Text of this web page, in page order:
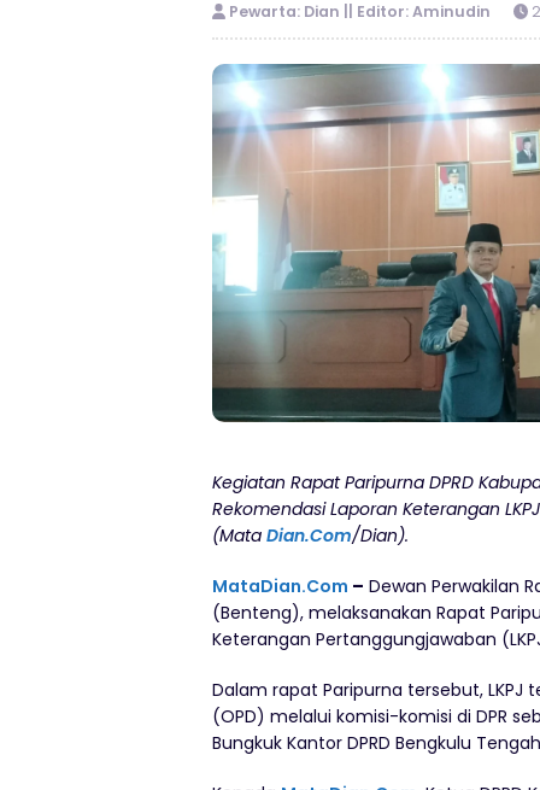
Pewarta: Dian || Editor: Aminudin
Kegiatan Rapat Paripurna DPRD
Rekomendasi Laporan Keterangan
(Mata Dian.Com/Dian).
MataDian.Com – Dewan Perwakilan
(Benteng), melaksanakan Rapat
Keterangan Pertanggungjawaban
Dalam rapat Paripurna tersebut, LKPJ
(OPD) melalui komisi-komisi di DPR
Bungkuk Kantor DPRD Bengkulu